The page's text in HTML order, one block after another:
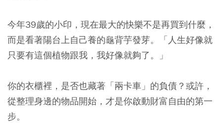
今年39歲的小印，現在最大的快樂不是再買到什麼，
而是看著陽台上自己養的龜背芋發芽。「人生好像就
只要有這個植物跟我，我好像就夠了。」
你的衣櫃裡，是否也藏著「兩卡車」的負債？或許，
從整理身邊的物品開始，才是你啟動財富自由的第一
步。